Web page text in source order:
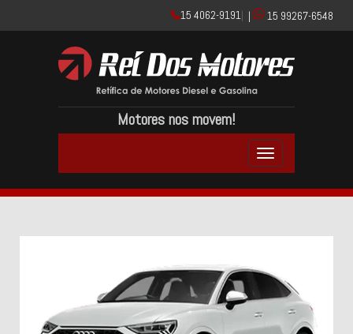
15 4062-9191| | 15 99267-6548
Motores nos movem!